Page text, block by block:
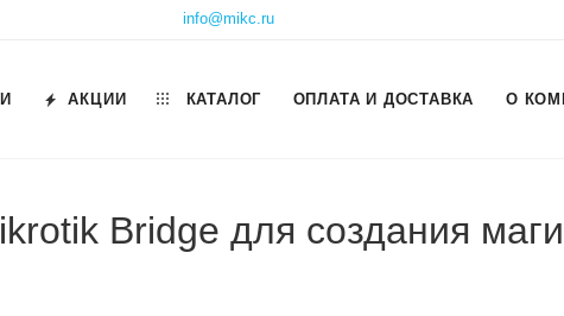
info@mikc.ru
АКЦИИ КАТАЛОГ ОПЛАТА И ДОСТАВКА О
Bridge для создания